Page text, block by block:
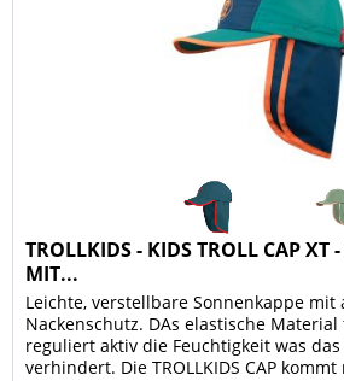
TROLLKIDS - KIDS TROLL CAP XT
MIT...
Leichte, verstellbare Sonnenkappe mit
Nackenschutz. DAs elastische
reguliert aktiv die Feuchtigkeit was das
verhindert. Die TROLLKIDS CAP kommt